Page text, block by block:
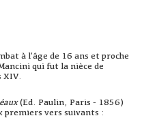
à l'âge de 16 ans et proche
qui fut la nièce de
XIV.
(Ed. Paulin, Paris - 1856)
premiers vers suivants :